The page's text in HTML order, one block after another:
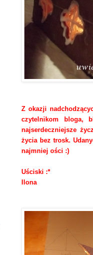
Z okazji
czytelnikom bloga,
najserdeczniejsze
życia bez trosk.
najmniej ości :)
Uściski :*
Ilona